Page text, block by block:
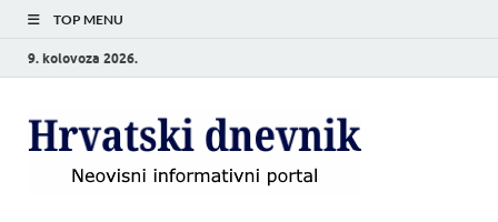
TOP MENU
9. kolovoza 2026.